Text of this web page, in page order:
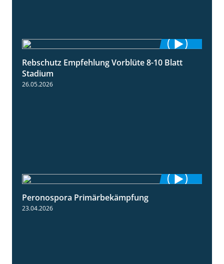
1:55
Rebschutz Empfehlung Vorblüte 8-10 Blatt
Stadium
26.05.2026
Peronospora Primärbekämpfung
23.04.2026